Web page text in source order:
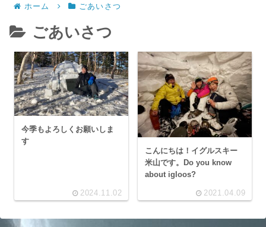
ホーム ごあいさつ
ごあいさつ
今季もよろしくお願いしま
す
2024.11.02
こんにちは！イグルスキー
米山です。Do you know
about igloos?
2021.04.09